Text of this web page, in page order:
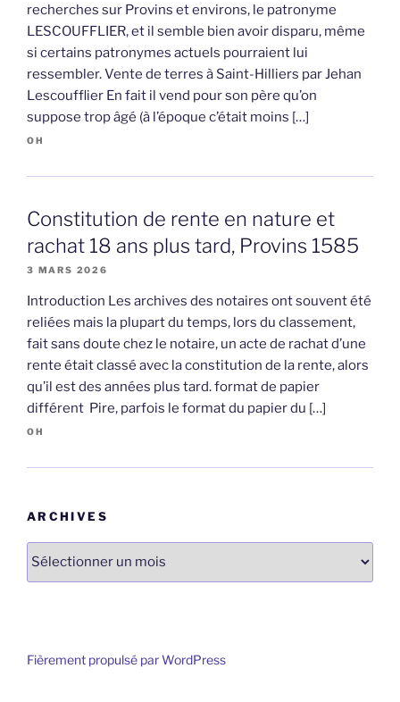
recherches sur Provins et environs, le patronyme
LESCOUFFLIER, et il semble bien avoir disparu, même
si certains patronymes actuels pourraient lui
ressembler. Vente de terres à Saint-Hilliers par Jehan
Lescoufflier En fait il vend pour son père qu’on
suppose trop âgé (à l’époque c’était moins […]
OH
Constitution de rente en nature et
rachat 18 ans plus tard, Provins 1585
3 MARS 2026
Introduction Les archives des notaires ont souvent été
reliées mais la plupart du temps, lors du classement,
fait sans doute chez le notaire, un acte de rachat d’une
rente était classé avec la constitution de la rente, alors
qu’il est des années plus tard. format de papier
différent Pire, parfois le format du papier du […]
OH
ARCHIVES
Archives
Fièrement propulsé par WordPress